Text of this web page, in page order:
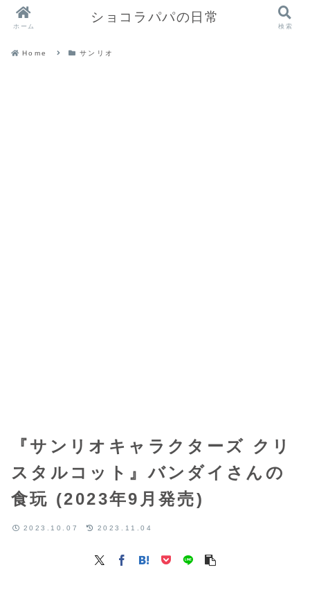
Home サンリオ
『サンリオキャラクターズ クリ
スタルコット』バンダイさんの
食玩 (2023年9月発売)
2023.10.07 2023.11.04
ホーム
ショコラパパの日常
検索